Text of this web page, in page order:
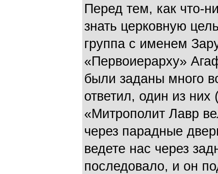
Перед тем, как что-
знать церковную
группа с именем
«Первоиерарху»
были заданы много
ответил, один из
«Митрополит Лавр
через парадные
ведете нас через
последовало, и он